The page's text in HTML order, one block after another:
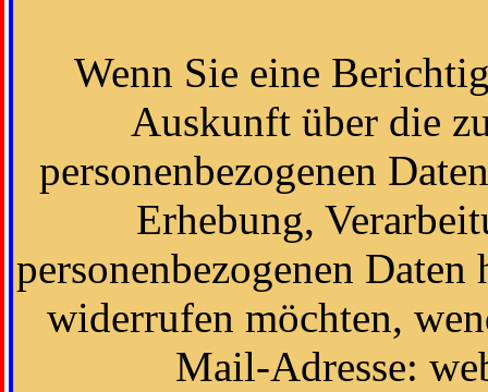
Wenn Sie eine
Auskunft über die
personenbezogenen
Erhebung,
personenbezogenen
widerrufen möchten,
Mail-Adresse: